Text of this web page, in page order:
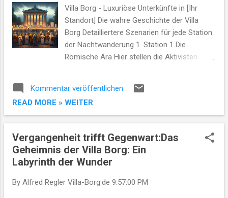
die Straßen zog, wehten Antifa- und CDU-
Flaggen Seite an Seite im Wind, ein Symbol
der Einigkeit trotz Differenzen. Ihre Rufe
hallten durch die Stadt, ein kraftvolles
Zeichen der Hoffnung und des
im Herzen des Saarl...
Villa Borg - Luxuriöse Unterkünfte in [Ihr
Standort] Die wahre Geschichte der Villa
Borg Detailliertere Szenarien für jede Station
der Nachtwanderung 1. Station 1 Die
Römische Ära Hier stellen die Aktivisten
Borg Sie tragen traditionelle römische
Kleidung und führen Aktivitäten wie Töpfern
oder Schreiben auf Wachstafeln vor 2.
dieser Station zeigen die Aktivisten
mittelalterliches Handwerk beispielsweise
Schmieden oder Weben Sie verbinden dies
mit einem Dialog über die Bedeutung von
Kommentar veröffentlichen
READ MORE » WEITER
Vergangenheit trifft Gegenwart:Das
Geheimnis der Villa Borg: Ein
Labyrinth der Wunder
By Alfred Regler Villa-Borg.de 9:57:00 PM